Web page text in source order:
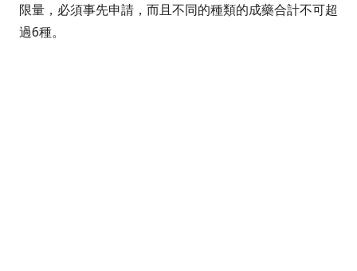
限量，必須事先申請，而且不同的種類的成藥合計不可超
過6種。